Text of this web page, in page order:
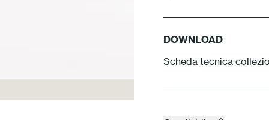
DOWNLOAD
Scheda tecnica